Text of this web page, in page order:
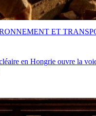
en Hongrie ouvre la
ET